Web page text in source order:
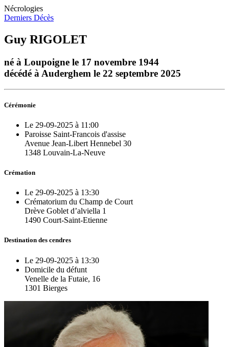
Nécrologies
Derniers Décès
Guy RIGOLET
né à Loupoigne le 17 novembre 1944
décédé à Auderghem le 22 septembre 2025
Cérémonie
Le 29-09-2025 à 11:00
Paroisse Saint-Francois d'assise
Avenue Jean-Libert Hennebel 30
1348 Louvain-La-Neuve
Crémation
Le 29-09-2025 à 13:30
Crématorium du Champ de Court
Drève Goblet d’alviella 1
1490 Court-Saint-Etienne
Destination des cendres
Le 29-09-2025 à 13:30
Domicile du défunt
Venelle de la Futaie, 16
1301 Bierges